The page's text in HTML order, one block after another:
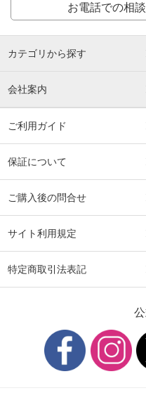
お電話での相
カテゴリから探す
会社案内
ご利用ガイド
保証について
ご購入後の問合せ
サイト利用規定
特定商取引法表記